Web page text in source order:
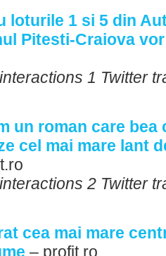
loturile 1 si 5 din
Pitesti-Craiova
1 Twitter
un roman care
cel mai mare lant
2 Twitter
cea mai mare
– profit.ro